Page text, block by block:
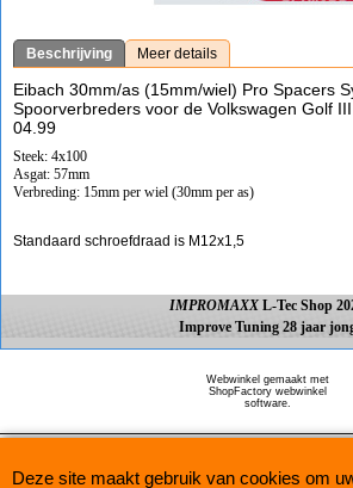
Beschrijving Meer details
Eibach 30mm/as (15mm/wiel) Pro Spacers
Spoorverbreders voor de Volkswagen Golf
04.99
Steek: 4x100
Asgat: 57mm
Verbreding: 15mm per wiel (30mm per as)
Standaard schroefdraad is M12x1,5
IMPROMAXX L-Tec Shop
Improve Tuning 28 jaar
Webwinkel gemaakt met
ShopFactory webwinkel
software.
Deze site maakt gebruik van cookies om